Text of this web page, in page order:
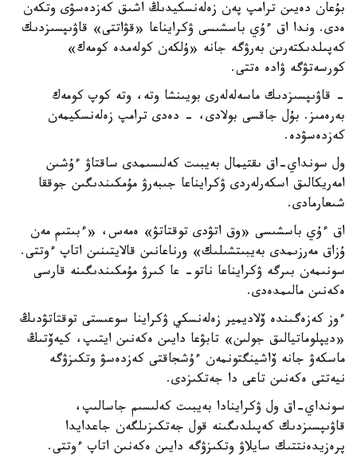
بۇعان دەيىن ترامپ پەن زەلەنسكيدىڭ اشىق كەزدەسۋى وتكەن
ەدى. وندا اق ءۇي باسشىسى ۋكرايناعا «قۋاتتى» قاۋىپسىزدىك
كەپىلدىكتەرىن بەرۋگە جانە «ۇلكەن كولەمدە كومەك»
كورسەتۋگە ۋادە ەتتى.
- قاۋىپسىزدىك ماسەلەلەرى بويىنشا وتە، وتە كوپ كومەك
بەرەمىز. بۇل جاقسى بولادى، - دەدى ترامپ زەلەنسكيمەن
كەزدەسۋدە.
ول سونداي-اق ىقتيمال بەيبىت كەلىسىمدى ساقتاۋ ءۇشىن
امەريكالىق اسكەرلەردى ۋكرايناعا جىبەرۋ مۇمكىندىگىن جوققا
شىعارمادى.
اق ءۇي باسشىسى «وق اتۋدى توقتاتۋ» ەمەس، «ءبىتىم مەن
ۇزاق مەرزىمدى بەيبىتشىلىك» ورناعانىن قالايتىنىن اتاپ ءوتتى.
سونىمەن بىرگە ۋكرايناعا ناتو- عا كىرۋ مۇمكىندىگىنە قارسى
ەكەنىن مالىمدەدى.
ءوز كەزەگىندە ۆلاديمير زەلەنسكي ۋكراينا سوعىستى توقتاتۋدىڭ
«ديپلوماتيالىق جولىن» تابۋعا دايىن ەكەنىن ايتىپ، كيەۆتىڭ
ماسكەۋ جانە ۆاشينگتونمەن ءۇشجاقتى كەزدەسۋ وتكىزۋگە
نيەتتى ەكەنىن تاعى دا جەتكىزدى.
سونداي-اق ول ۋكراينادا بەيبىت كەلىسىم جاسالىپ،
قاۋىپسىزدىك كەپىلدىگىنە قول جەتكىزىلگەن جاعدايدا
پرەزيدەنتتىك سايلاۋ وتكىزۋگە دايىن ەكەنىن اتاپ ءوتتى.